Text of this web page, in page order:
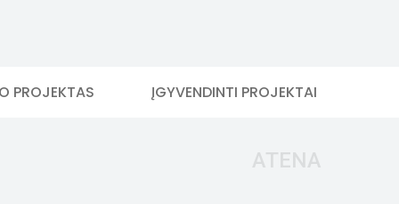
PROJEKTAS ĮGYVENDINTI PROJEKTAI